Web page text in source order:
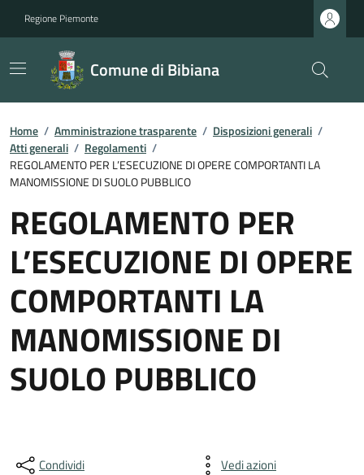
Regione Piemonte
Comune di Bibiana
Home / Amministrazione trasparente / Disposizioni generali /
Atti generali / Regolamenti /
REGOLAMENTO PER L’ESECUZIONE DI OPERE COMPORTANTI LA
MANOMISSIONE DI SUOLO PUBBLICO
REGOLAMENTO PER
L’ESECUZIONE DI OPERE
COMPORTANTI LA
MANOMISSIONE DI
SUOLO PUBBLICO
Condividi Vedi azioni